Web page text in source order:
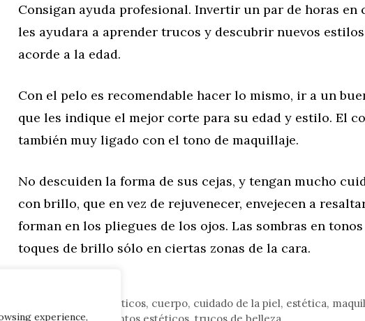
experience,
Consigan ayuda profesional. Invertir un par de horas en
les ayudara a aprender trucos y descubrir nuevos estilos
acorde a la edad.
Con el pelo es recomendable hacer lo mismo, ir a un
que les indique el mejor corte para su edad y estilo. El
también muy ligado con el tono de maquillaje.
No descuiden la forma de sus cejas, y tengan mucho
con brillo, que en vez de rejuvenecer, envejecen a
forman en los pliegues de los ojos. Las sombras en
toques de brillo sólo en ciertas zonas de la cara.
cosméticos, cuerpo, cuidado de la piel, estética,